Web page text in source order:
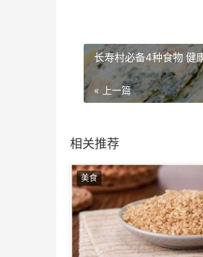
长寿村必备4种食物 健
« 上一篇
相关推荐
美食